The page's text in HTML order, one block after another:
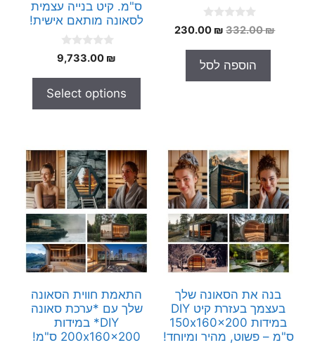
0
o
o
5
332.00₪
המחיר
היה:
332.00 ₪.
230.00 ₪
המחיר
הוספה לסל
ס"מ. קיט בנייה עצמית
לסאונה מותאם אישית!
0
o
o
5
9,733.00 ₪
Select options
בנה את הסאונה שלך
בעצמך בעזרת קיט DIY
במידות 150x160x200
ס"מ – פשוט, מהיר ומיוחד!
התאמת חווית הסאונה
שלך עם *ערכת סאונה
DIY* במידות
200x160x200 ס"מ!